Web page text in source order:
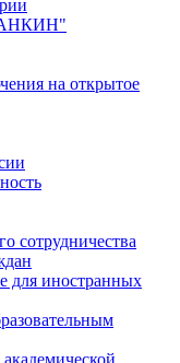
на открытое
сотрудничества
для иностранных